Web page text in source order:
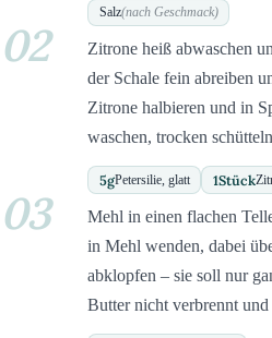
Salz(nach Geschmack)
02
Zitrone heiß abwaschen
der Schale fein abreiben
Zitrone halbieren und in
waschen, trocken
5gPetersilie, glatt 1Stück
03
Mehl in einen flachen
in Mehl wenden, dabei
abklopfen – sie soll nur
Butter nicht verbrennt